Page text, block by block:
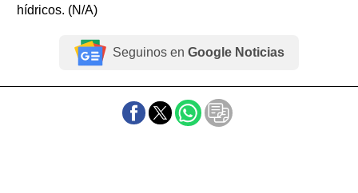
hídricos. (N/A)
Seguinos en Google Noticias